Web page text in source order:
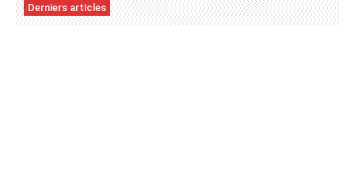
Derniers articles